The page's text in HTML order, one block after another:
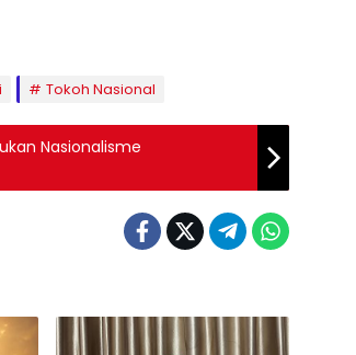
Tokoh Nasional
Nasionalisme